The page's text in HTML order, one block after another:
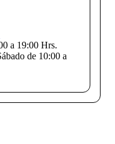
a 19:00 Hrs.
de 10:00 a